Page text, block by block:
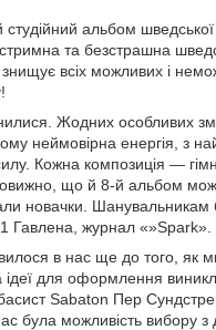
альбом
та безстрашна
всіх можливих і
Жодних особливих
неймовірна енергія, з
Кожна композиція —
що й 8-й альбом
новачки. Шанувальникам
Гавлена, журнал «»Spark».
в нас ще до того, як
для оформлення
Sabaton Пер
була можливість вибору з